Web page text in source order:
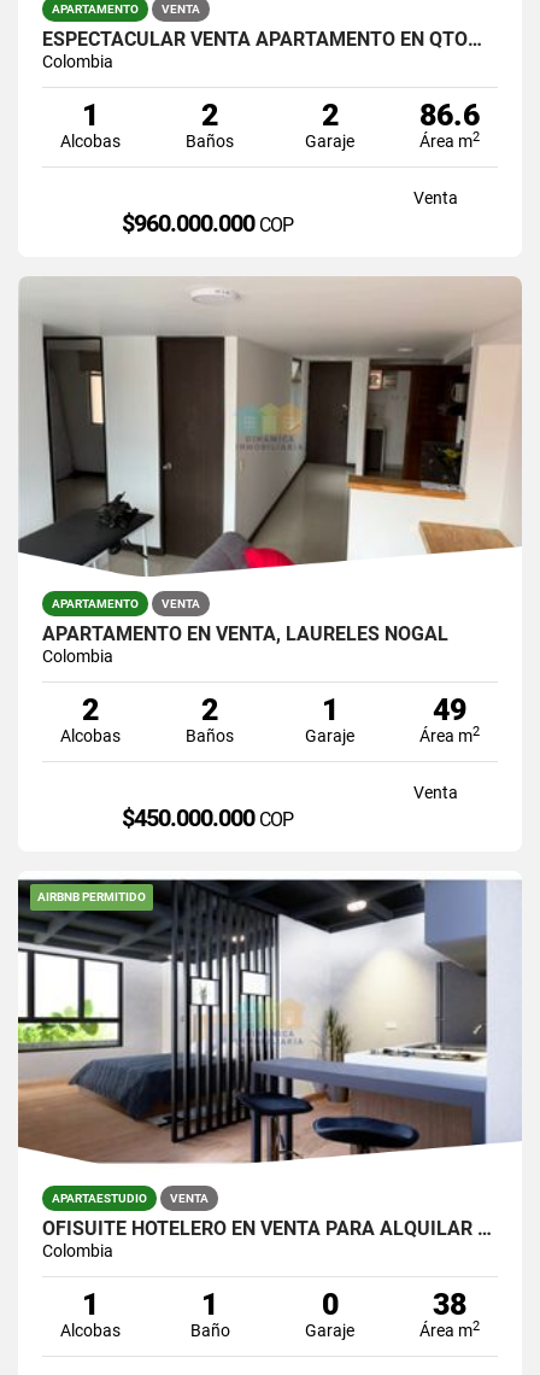
APARTAMENTO VENTA
ESPECTACULAR VENTA APARTAMENTO EN QTOWER EN SAN LUCAS
Colombia
1
Alcobas
2
Baños
2
Garaje
86.6
Área m2
Venta
$960.000.000 COP
APARTAMENTO VENTA
APARTAMENTO EN VENTA, LAURELES NOGAL
Colombia
2
Alcobas
2
Baños
1
Garaje
49
Área m2
Venta
$450.000.000 COP
AIRBNB PERMITIDO
APARTAESTUDIO VENTA
OFISUITE HOTELERO EN VENTA PARA ALQUILAR POR DIAS AVENIDA 80 LAURELES
Colombia
1
Alcobas
1
Baño
0
Garaje
38
Área m2